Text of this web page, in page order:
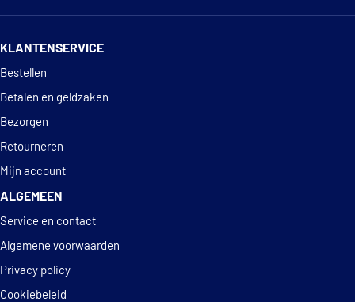
KLANTENSERVICE
Bestellen
Betalen en geldzaken
Bezorgen
Retourneren
Mijn account
ALGEMEEN
Service en contact
Algemene voorwaarden
Privacy policy
Cookiebeleid